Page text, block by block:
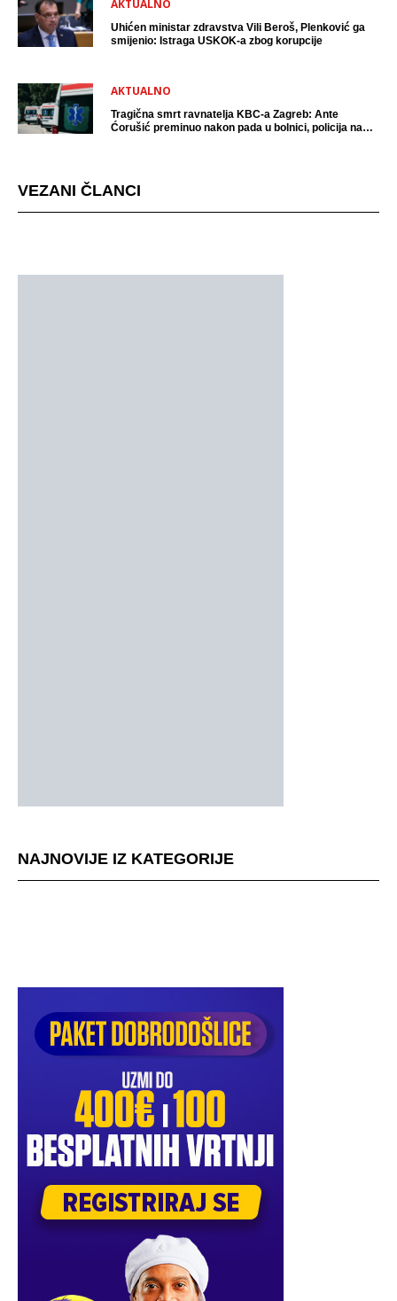
AKTUALNO
Uhićen ministar zdravstva Vili Beroš, Plenković ga
smijenio: Istraga USKOK-a zbog korupcije
AKTUALNO
Tragična smrt ravnatelja KBC-a Zagreb: Ante
Ćorušić preminuo nakon pada u bolnici, policija na
VEZANI ČLANCI
NAJNOVIJE IZ KATEGORIJE